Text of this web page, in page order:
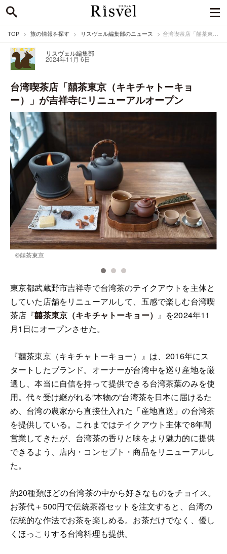
TOP 旅の情報を探す リスヴェル編集部のニュース 台湾喫茶店「囍茶東京（キキチャトーキョー）」が吉祥寺にリニューアルオープン
リスヴェル編集部
2024年11月 6日
台湾喫茶店「囍茶東京（キキチャトーキョ
ー）」が吉祥寺にリニューアルオープン
©️囍茶東京
東京都武蔵野市吉祥寺で台湾茶のテイクアウトを主体と
していた店舗をリニューアルして、五感で楽しむ台湾喫
茶店『囍茶東京（キキチャトーキョー） 』を2024年11
月1日にオープンさせた。
『囍茶東京（キキチャトーキョー）』は、2016年にス
タートしたブランド。オーナーが台湾中を巡り産地を厳
選し、本当に自信を持って提供できる台湾茶葉のみを使
用。代々受け継がれる”本物の”台湾茶を日本に届けるた
め、台湾の農家から直接仕入れた「産地直送」の台湾茶
を提供している。これまではテイクアウト主体で8年間
営業してきたが、台湾茶の香りと味をより魅力的に提供
できるよう、店内・コンセプト・商品をリニューアルし
た。
約20種類ほどの台湾茶の中から好きなものをチョイス。
お茶代＋500円で伝統茶器セットを注文すると、台湾の
伝統的な作法でお茶を楽しめる。お茶だけでなく、優し
くほっこりする台湾料理も提供。